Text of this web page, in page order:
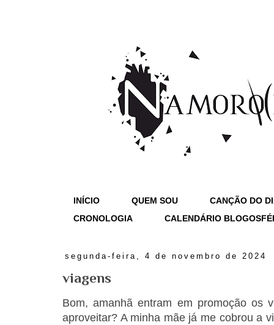
INÍCIO QUEM SOU
CANÇÃO DO
CRONOLOGIA
CALENDÁRIO
segunda-feira, 4 de novembro de 2024
viagens
Bom, amanhã entram em promoção os
aproveitar? A minha mãe já me cobrou a